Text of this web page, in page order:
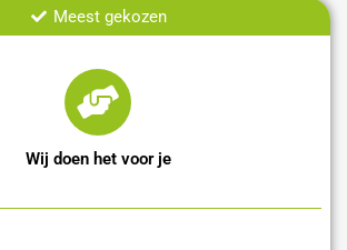
Meest gekozen
Wij doen het voor je